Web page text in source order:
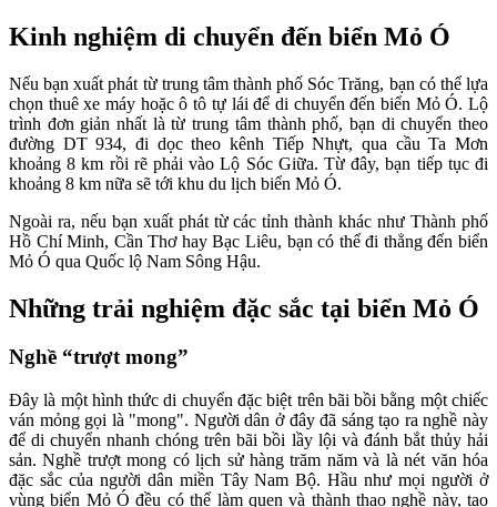
Kinh nghiệm di chuyển đến biển Mỏ Ó
Nếu bạn xuất phát từ trung tâm thành phố Sóc Trăng, bạn có thể lựa
chọn thuê xe máy hoặc ô tô tự lái để di chuyển đến biển Mỏ Ó. Lộ
trình đơn giản nhất là từ trung tâm thành phố, bạn di chuyển theo
đường DT 934, đi dọc theo kênh Tiếp Nhựt, qua cầu Ta Mơn
khoảng 8 km rồi rẽ phải vào Lộ Sóc Giữa. Từ đây, bạn tiếp tục đi
khoảng 8 km nữa sẽ tới khu du lịch biển Mỏ Ó.
Ngoài ra, nếu bạn xuất phát từ các tỉnh thành khác như Thành phố
Hồ Chí Minh, Cần Thơ hay Bạc Liêu, bạn có thể đi thẳng đến biển
Mỏ Ó qua Quốc lộ Nam Sông Hậu.
Những trải nghiệm đặc sắc tại biển Mỏ Ó
Nghề “trượt mong”
Đây là một hình thức di chuyển đặc biệt trên bãi bồi bằng một chiếc
ván mỏng gọi là "mong". Người dân ở đây đã sáng tạo ra nghề này
để di chuyển nhanh chóng trên bãi bồi lầy lội và đánh bắt thủy hải
sản. Nghề trượt mong có lịch sử hàng trăm năm và là nét văn hóa
đặc sắc của người dân miền Tây Nam Bộ. Hầu như mọi người ở
vùng biển Mỏ Ó đều có thể làm quen và thành thạo nghề này, tạo